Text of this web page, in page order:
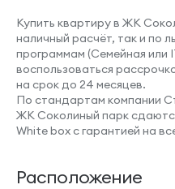
Купить квартиру в ЖК
наличный расчёт, так и по
программам (Семейная или
воспользоваться
на срок до 24 месяцев.
По стандартам компании
ЖК Соколиный парк
White box с гарантией на
Расположение